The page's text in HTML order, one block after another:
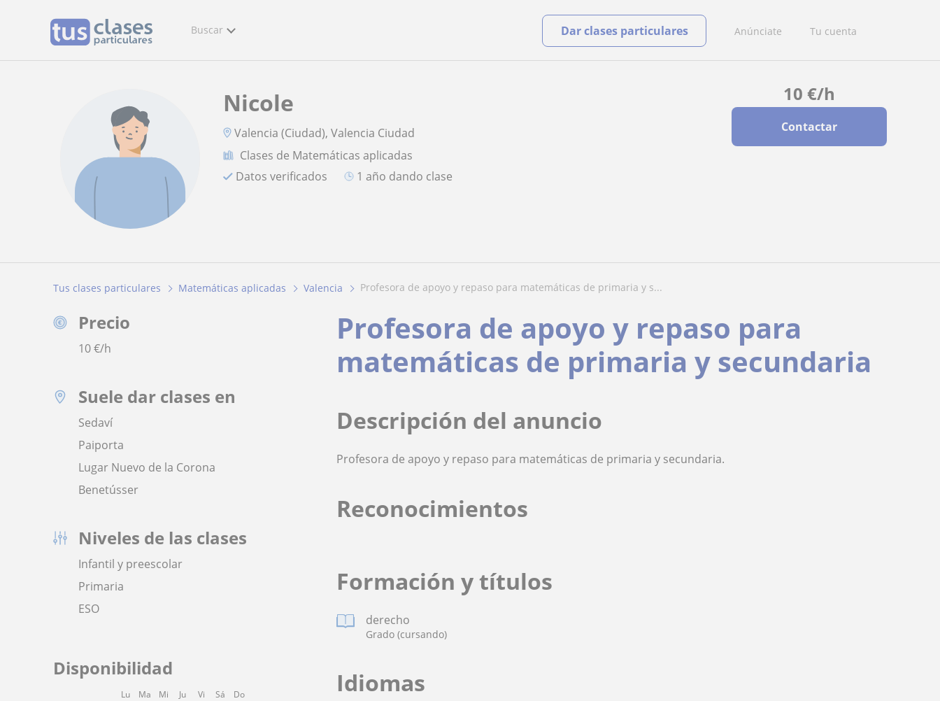
Buscar Anúnciate Tu cuenta
Dar clases particulares
10 €/h
Contactar
Nicole
Valencia (Ciudad), Valencia Ciudad
Clases de Matemáticas aplicadas
Datos verificados
1 año dando clase
Tus clases particulares Matemáticas aplicadas Valencia profesora de apoyo y repaso para matemáticas de primaria y s...
Precio
10€/h
Suele dar clases en
Sedaví
Paiporta
Lugar Nuevo de la Corona
Benetússer
Niveles de las clases
Infantil y preescolar
Primaria
ESO
Disponibilidad
Lu Ma Mi Ju Vi Sá Do
Profesora de apoyo y repaso para
matemáticas de primaria y secundaria
Descripción del anuncio
Profesora de apoyo y repaso para matemáticas de primaria y secundaria.
Reconocimientos
Formación y títulos
derecho
Grado (cursando)
Idiomas